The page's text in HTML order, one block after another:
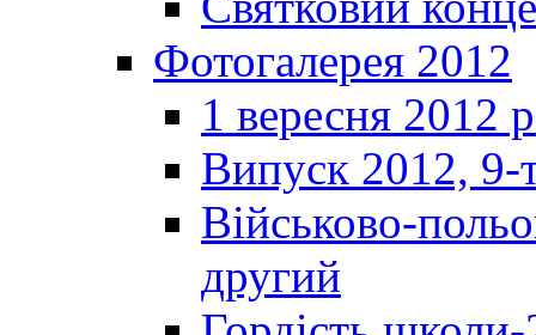
Фотогалерея 2012
1 вересня 2012
Випуск 2012, 9-
Військово-
другий